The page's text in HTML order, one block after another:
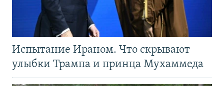
Испытание Ираном. Что скрывают
улыбки Трампа и принца Мухаммеда